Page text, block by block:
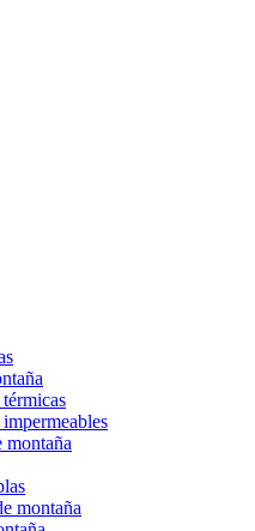
montaña
montaña